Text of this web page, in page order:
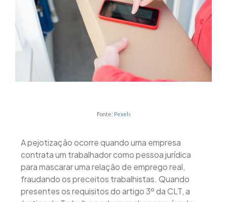
Fonte: Pexels
A pejotização ocorre quando uma empresa
contrata um trabalhador como pessoa jurídica
para mascarar uma relação de emprego real,
fraudando os preceitos trabalhistas. Quando
presentes os requisitos do artigo 3º da CLT, a